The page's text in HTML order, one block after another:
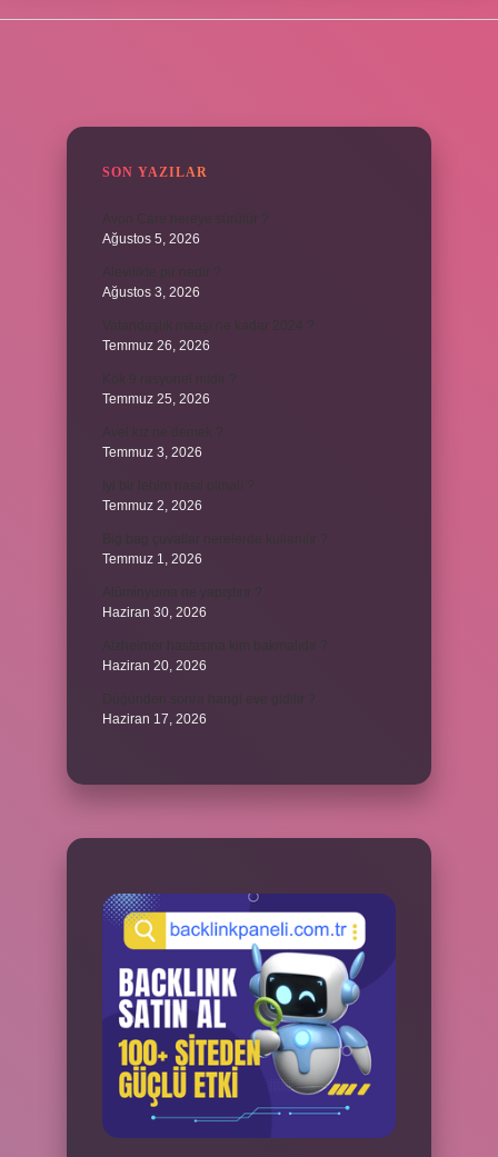
SON YAZILAR
Avon Care nereye sürülür ?
Ağustos 5, 2026
Alevilikte pir nedir ?
Ağustos 3, 2026
Temmuz 26, 2026
Temmuz 25, 2026
Temmuz 3, 2026
Temmuz 2, 2026
Temmuz 1, 2026
Haziran 30, 2026
Haziran 20, 2026
Haziran 17, 2026